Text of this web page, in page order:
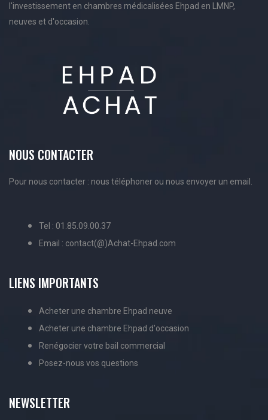
l'investissement en chambres médicalisées Ehpad en LMNP,
neuves et d'occasion.
NOUS CONTACTER
Pour nous contacter : nous téléphoner ou nous envoyer un email.
Tel : 01.85.09.00.37
Email : contact(@)Achat-Ehpad.com
LIENS IMPORTANTS
Acheter une chambre Ehpad neuve
Acheter une chambre Ehpad d'occasion
Renégocier votre bail commercial
Posez-nous vos questions
NEWSLETTER